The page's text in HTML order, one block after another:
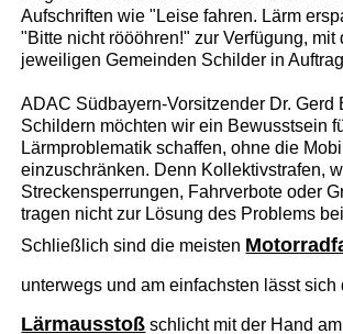
Aufschriften wie "Leise fahren. Lärm
"Bitte nicht röööhren!" zur Verfügung, mit
jeweiligen Gemeinden Schilder in
ADAC Südbayern-Vorsitzender Dr. Gerd
Schildern möchten wir ein Bewusstsein
Lärmproblematik schaffen, ohne die
einzuschränken. Denn Kollektivstrafen,
Streckensperrungen, Fahrverbote oder
tragen nicht zur Lösung des Problems
Schließlich sind die meisten
unterwegs und am einfachsten lässt sich
Lärmausstoß schlicht mit der Hand